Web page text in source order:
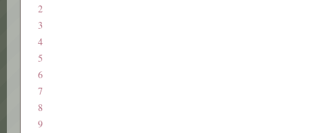
2
3
4
5
6
7
8
9